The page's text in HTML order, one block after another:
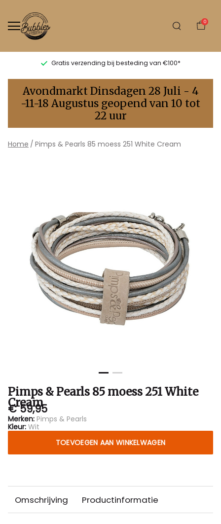
0
Gratis verzending bij besteding van €100*
Pimps
Pearls
85
White
Cream
Bubbles
Sluis
Avondmarkt Dinsdagen 28 Juli - 4
-11-18 Augustus geopend van 10 tot
22 uur
Home Pimps & Pearls 85 moess 251 White Cream
Pimps & Pearls 85 moess 251 White
Cream
€ 59,95
Merken: Pimps & Pearls
Kleur: Wit
TOEVOEGEN AAN WINKELWAGEN
Omschrijving Productinformatie